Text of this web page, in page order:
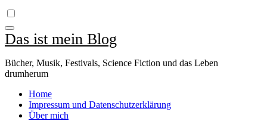
Das ist mein Blog
Bücher, Musik, Festivals, Science Fiction und das Leben
drumherum
Home
Impressum und Datenschutzerklärung
Über mich